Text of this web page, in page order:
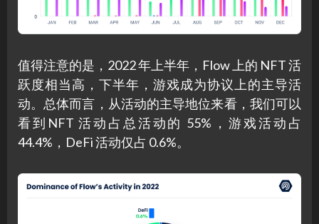
值得注意的是，2022 年上半年，Flow 上的 NFT 活
跃度相当高，下半年，游戏成为协议上的主导活
动。总体而言，从活动的主导地位来看，我们可以
看到NFT 活动占总活动的 55%，游戏活动占
44.4%，DeFi 活动仅占 0.6%。